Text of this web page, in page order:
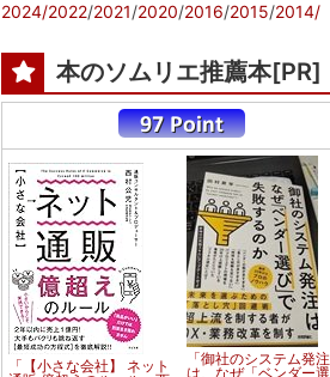
2024/2022/2021/2020/2016/2015/2014/
本のソムリエ推薦本[PR]
「【小さな会社】 ネット
「御社のシステム発注
は、なぜ「ベンダー選